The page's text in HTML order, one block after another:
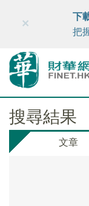
財華智庫網
×
下
把
搜尋結果
文章